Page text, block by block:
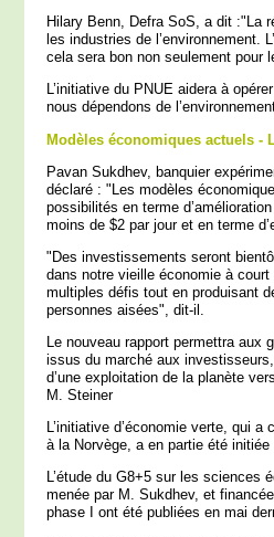
Hilary Benn, Defra SoS, a dit :"La
les industries de l’environnement.
cela sera bon non seulement pour
L’initiative du PNUE aidera à
nous dépendons de
Modèles économiques actuels -
Pavan Sukdhev, banquier
déclaré : "Les modèles
possibilités en terme
moins de $2 par jour et en terme
"Des investissements seront
dans notre vieille économie à
multiples défis tout en produisant
personnes aisées", dit-il.
Le nouveau rapport permettra
issus du marché aux
d’une exploitation de la planète
M. Steiner
L’initiative d’économie verte, qui
à la Norvège, a en partie été
L’étude du G8+5 sur les sciences
menée par M. Sukdhev, et
phase I ont été publiées en mai